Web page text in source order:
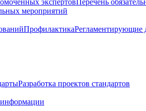
экспертовПеречень
мероприятий
ПрофилактикаРегламентирующие
Разработка проектов стандартов